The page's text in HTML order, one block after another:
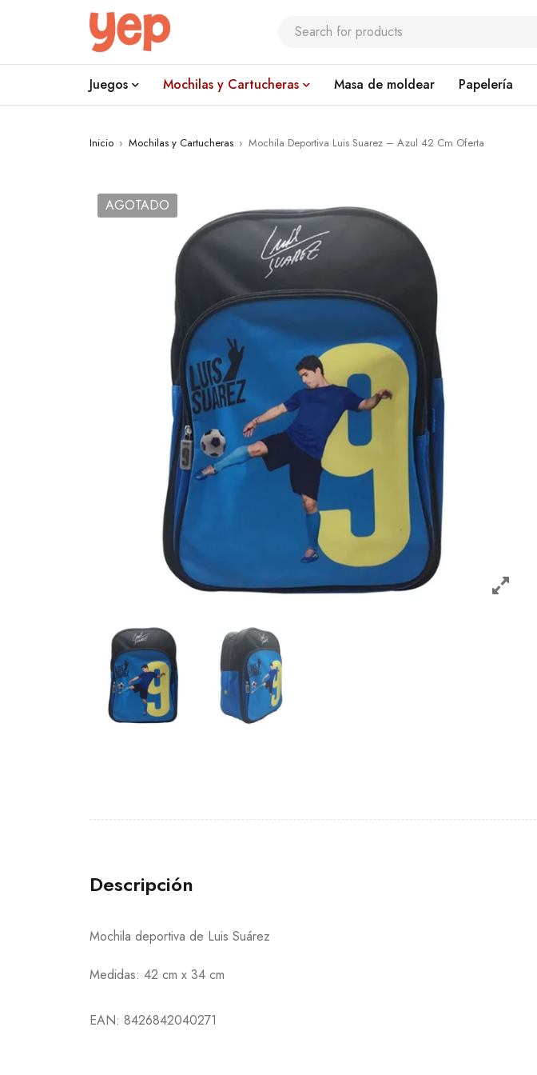
Juegos Mochilas y Cartucheras Masa de moldear Papelería
Inicio › Mochilas y Cartucheras › Mochila Deportiva Luis Suarez – Azul 42 Cm Oferta
AGOTADO
Descripción
Mochila deportiva de Luis Suárez
Medidas: 42 cm x 34 cm
EAN: 8426842040271